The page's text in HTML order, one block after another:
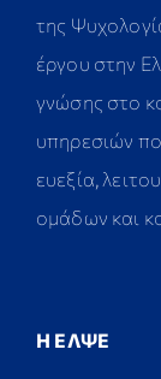
της
έργου στην
γνώσης στο
υπηρεσιών
ευεξία,
ομάδων και
Η ΕΛΨΕ